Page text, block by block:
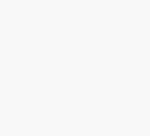
O corte a laser de tubos é uma